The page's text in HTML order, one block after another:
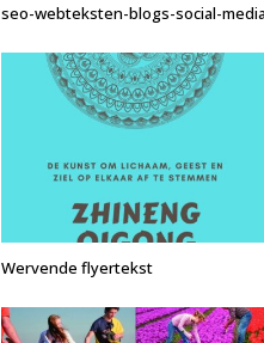
seo-webteksten-blogs-social-media
Wervende flyertekst